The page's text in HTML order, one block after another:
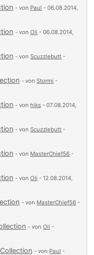
- von Paul - 06.08.2014,
- vonOli - 06.08.2014,
- vonScuzzlebutt -
- vonStormi -
- von hiks - 07.08.2014,
- vonScuzzlebutt -
- von MasterChief56 -
- vonOli - 12.08.2014,
- von MasterChief56 -
- vonOli -
- von Paul -